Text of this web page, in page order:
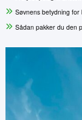
Søvnens betydning for
Sådan pakker du den